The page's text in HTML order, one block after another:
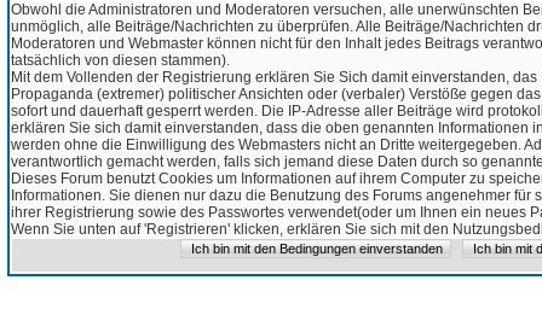
Obwohl die Administratoren und Moderatoren versuchen, alle unerwünschten
unmöglich, alle Beiträge/Nachrichten zu überprüfen. Alle Beiträge/Nachrichten
Moderatoren und Webmaster können nicht für den Inhalt jedes Beitrags
tatsächlich von diesen stammen).
Mit dem Vollenden der Registrierung erklären Sie Sich damit einverstanden,
Propaganda (extremer) politischer Ansichten oder (verbaler) Verstöße gegen
sofort und dauerhaft gesperrt werden. Die IP-Adresse aller Beiträge wird
erklären Sie sich damit einverstanden, dass die oben genannten Informationen
werden ohne die Einwilligung des Webmasters nicht an Dritte weitergegeben.
verantwortlich gemacht werden, falls sich jemand diese Daten durch so
Dieses Forum benutzt Cookies um Informationen auf ihrem Computer zu
Informationen. Sie dienen nur dazu die Benutzung des Forums angenehmer
ihrer Registrierung sowie des Passwortes verwendet(oder um Ihnen ein neues
Wenn Sie unten auf 'Registrieren' klicken, erklären Sie sich mit den